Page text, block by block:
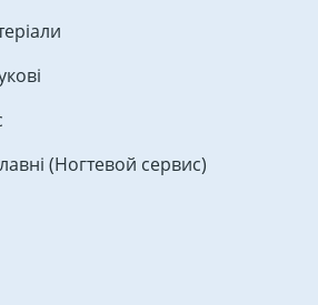
(Ногтевой сервис)